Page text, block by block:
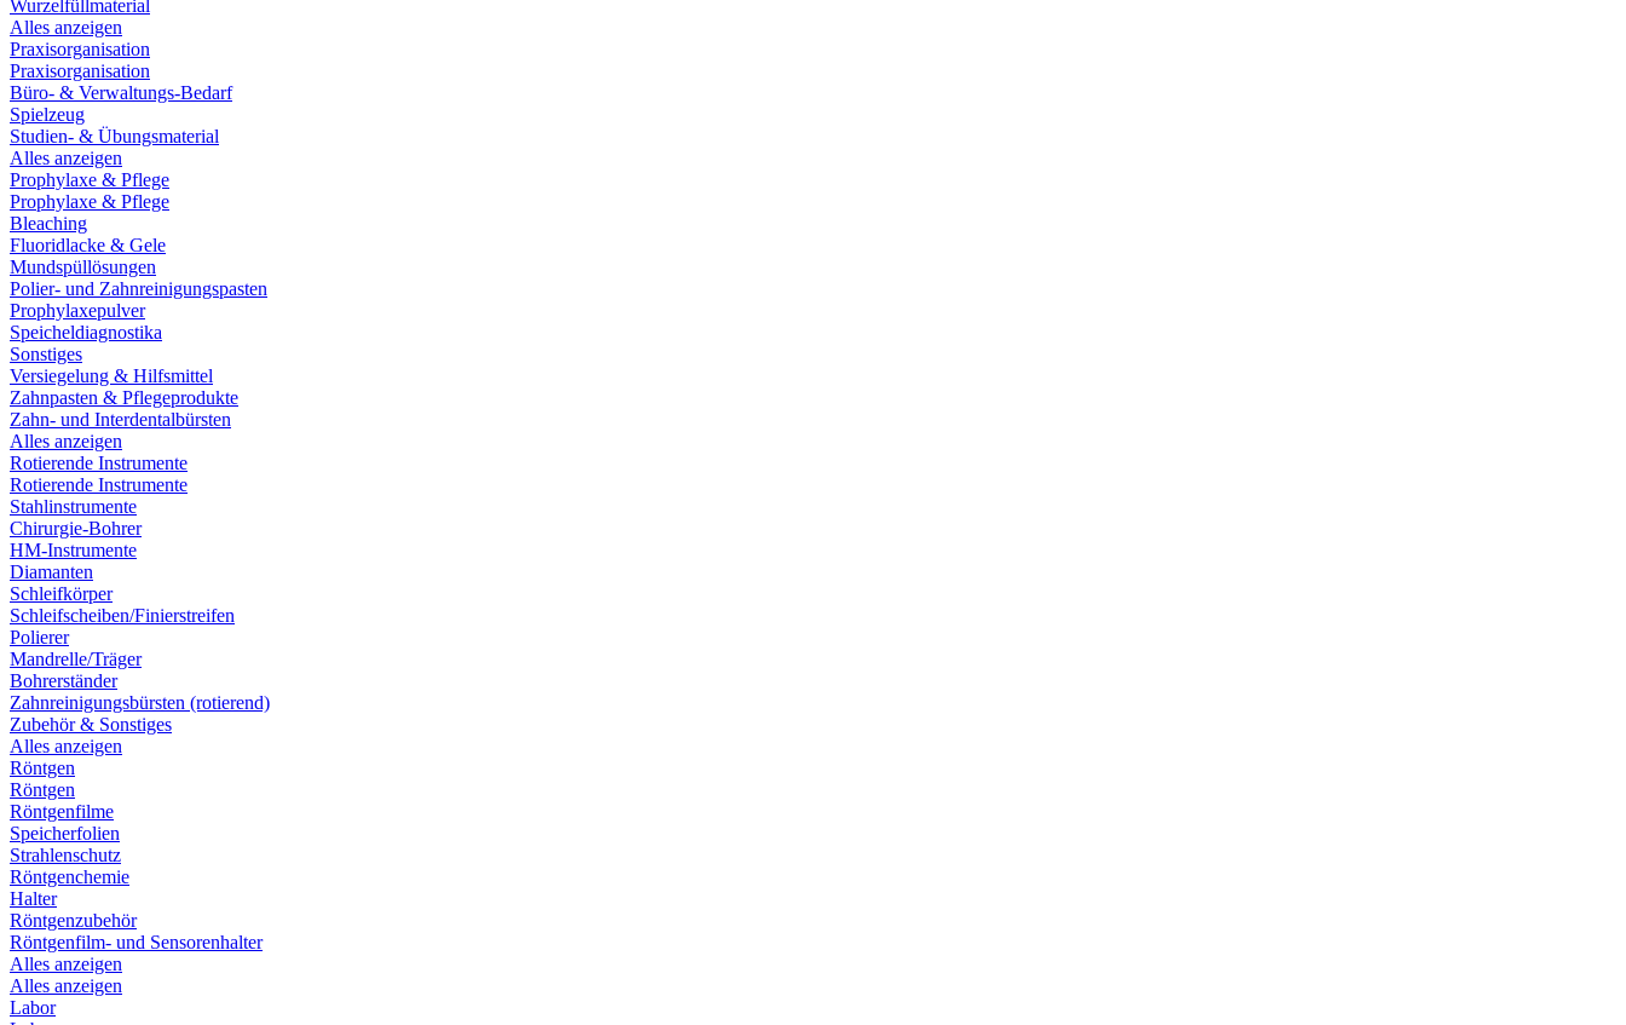
Wurzelfüllmaterial
Alles anzeigen
Praxisorganisation
Praxisorganisation
Büro- & Verwaltungs-Bedarf
Spielzeug
Studien- & Übungsmaterial
Alles anzeigen
Prophylaxe & Pflege
Prophylaxe & Pflege
Bleaching
Fluoridlacke & Gele
Mundspüllösungen
Polier- und Zahnreinigungspasten
Prophylaxepulver
Speicheldiagnostika
Sonstiges
Versiegelung & Hilfsmittel
Zahnpasten & Pflegeprodukte
Zahn- und Interdentalbürsten
Alles anzeigen
Rotierende Instrumente
Rotierende Instrumente
Stahlinstrumente
Chirurgie-Bohrer
HM-Instrumente
Diamanten
Schleifkörper
Schleifscheiben/Finierstreifen
Polierer
Mandrelle/Träger
Bohrerständer
Zahnreinigungsbürsten (rotierend)
Zubehör & Sonstiges
Alles anzeigen
Röntgen
Röntgen
Röntgenfilme
Speicherfolien
Strahlenschutz
Röntgenchemie
Halter
Röntgenzubehör
Röntgenfilm- und Sensorenhalter
Alles anzeigen
Alles anzeigen
Labor